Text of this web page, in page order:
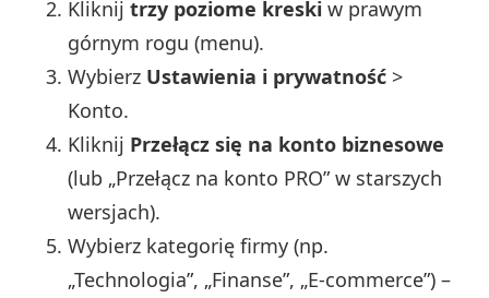
Kliknijtrzy poziome kreski w prawym
górnym rogu (menu).
Wybierz Ustawienia i prywatność >
Konto.
Kliknij Przełącz się na konto biznesowe
(lub „Przełącz na konto PRO” w starszych
wersjach).
Wybierz kategorię firmy (np.
„Technologia”, „Finanse”, „E-commerce”) –